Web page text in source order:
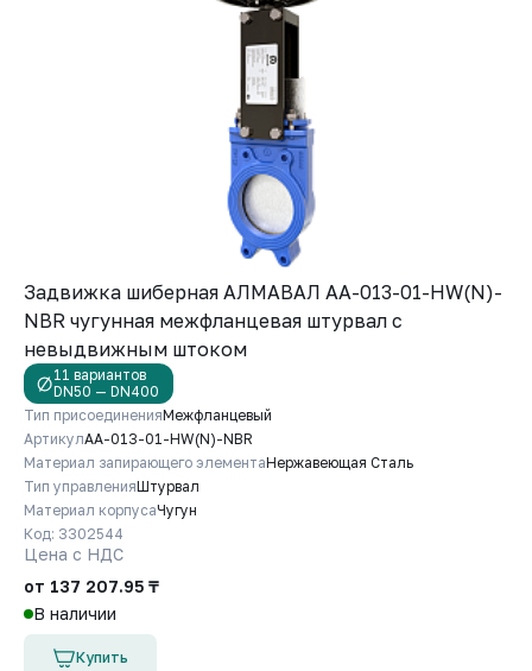
Задвижка шиберная АЛМАВАЛ AA-013-01-HW(N)-
NBR чугунная межфланцевая штурвал с
невыдвижным штоком
11 вариантов
DN50 — DN400
Тип присоединенияМежфланцевый
АртикулAA-013-01-HW(N)-NBR
Материал запирающего элементаНержавеющая Сталь
Тип управленияШтурвал
Материал корпусаЧугун
Код: 3302544
Цена с НДС
от 137 207.95 ₸
В наличии
Купить